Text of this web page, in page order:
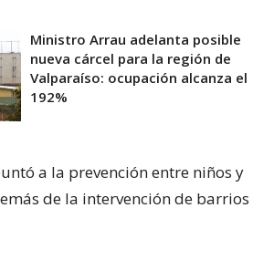
Ministro Arrau adelanta posible
nueva cárcel para la región de
Valparaíso: ocupación alcanza el
192%
a la prevención entre niños y
de la intervención de barrios